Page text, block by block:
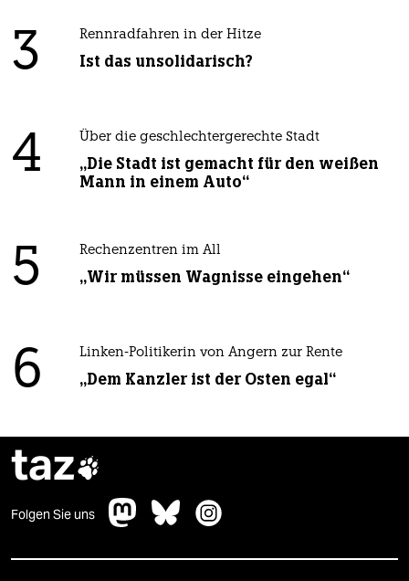
3 Rennradfahren in der Hitze
Ist das unsolidarisch?
4 Über die geschlechtergerechte Stadt
„Die Stadt ist gemacht für den weißen
Mann in einem Auto“
5 Rechenzentren im All
„Wir müssen Wagnisse eingehen“
6 Linken-Politikerin von Angern zur Rente
„Dem Kanzler ist der Osten egal“
taz
Folgen Sie uns